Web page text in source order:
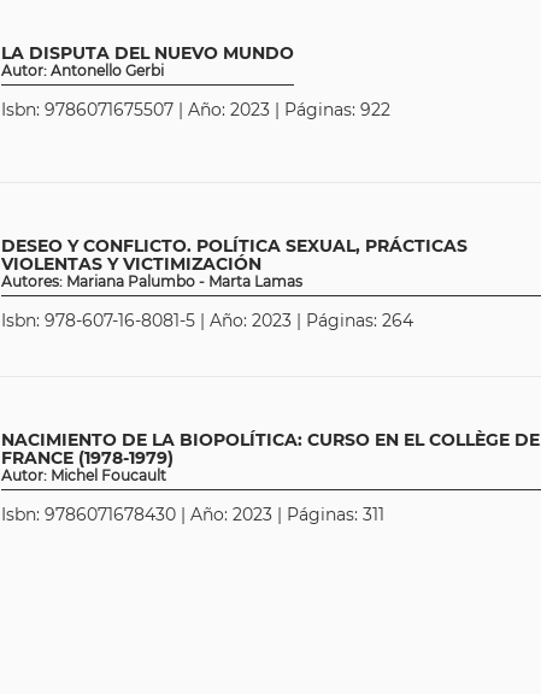
LA DISPUTA DEL NUEVO MUNDO
Autor: Antonello Gerbi
Isbn: 9786071675507 | Año: 2023 | Páginas: 922
DESEO Y CONFLICTO. POLÍTICA SEXUAL, PRÁCTICAS
VIOLENTAS Y VICTIMIZACIÓN
Autores: Mariana Palumbo - Marta Lamas
Isbn: 978-607-16-8081-5 | Año: 2023 | Páginas: 264
NACIMIENTO DE LA BIOPOLÍTICA: CURSO EN EL COLLÈGE DE
FRANCE (1978-1979)
Autor: Michel Foucault
Isbn: 9786071678430 | Año: 2023 | Páginas: 311